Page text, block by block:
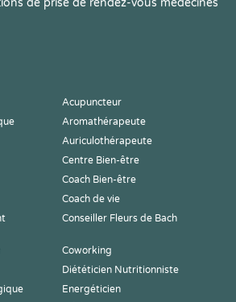
de prise de rendez-vous médecines
Acupuncteur
Aromathérapeute
Auriculothérapeute
Centre Bien-être
Coach Bien-être
Coach de vie
Conseiller Fleurs de Bach
Coworking
Diététicien Nutritionniste
Energéticien